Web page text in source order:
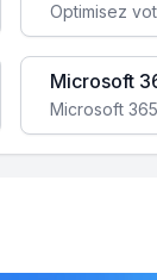
Microsoft